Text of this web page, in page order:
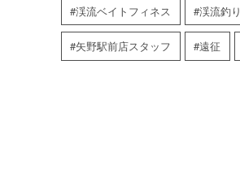
渓流ベイトフィネス 渓流釣り
矢野駅前店スタッフ 遠征